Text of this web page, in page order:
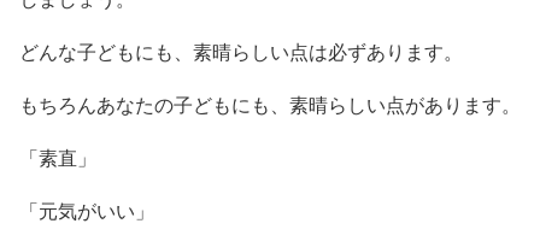
どんな子どもにも、素晴らしい点は必ずあります。
もちろんあなたの子どもにも、素晴らしい点があります。
「素直」
「元気がいい」